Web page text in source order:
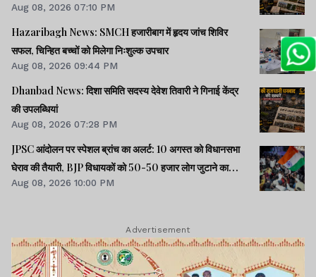
Aug 08, 2026 07:10 PM
Hazaribagh News: SMCH हजारीबाग में हृदय जांच शिविर
सफल, चिन्हित बच्चों को मिलेगा निःशुल्क उपचार
Aug 08, 2026 09:44 PM
Dhanbad News: दिशा समिति सदस्य देवेश तिवारी ने गिनाई केंद्र
की उपलब्धियां
Aug 08, 2026 07:28 PM
JPSC आंदोलन पर स्पेशल ब्रांच का अलर्ट: 10 अगस्त को विधानसभा
घेराव की तैयारी, BJP विधायकों को 50-50 हजार लोग जुटाने का
टास्क
Aug 08, 2026 10:00 PM
Advertisement